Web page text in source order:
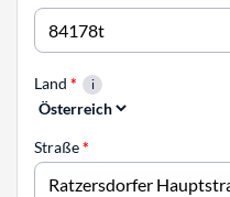
Land *
Straße*